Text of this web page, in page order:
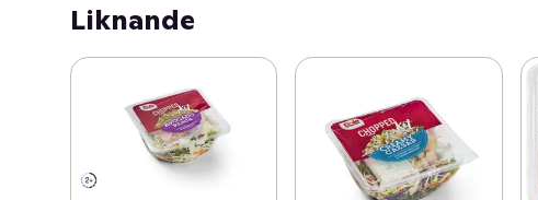
salladen precis som den är eller som ett tillbehör. Gott
laxrätter eller stekt kyckling.
Middagen är klar på nolltid och du får tid över till annat!
Vårt Dole-sortiment passar för alla tillfällen och
situationer.
Liknande